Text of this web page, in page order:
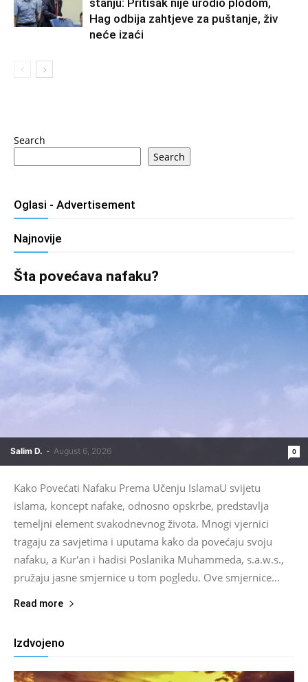
stanju: Pritisak nije urodio plodom,
Hag odbija zahtjeve za puštanje, živ
neće izaći
Search
Search
Oglasi - Advertisement
Najnovije
Šta povećava nafaku?
Salim D. - August 6, 2026 0
Kako Povećati Nafaku Prema Učenju IslamaU svijetu
islama, koncept nafake, odnosno opskrbe, predstavlja
temeljni element svakodnevnog života. Mnogi vjernici
tragaju za savjetima i uputama kako da povećaju svoju
nafaku, a Kur'an i hadisi Poslanika Muhammeda, s.a.w.s.,
pružaju jasne smjernice u tom pogledu. Ove smjernice...
Read more
Izdvojeno